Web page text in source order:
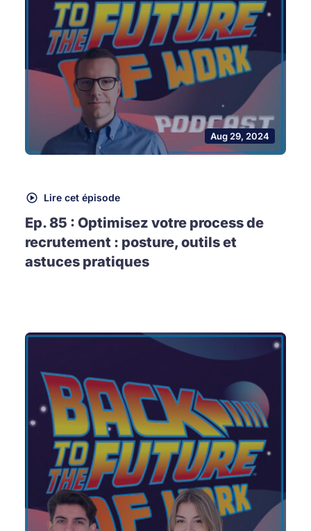
Aug 29, 2024
Lire cet épisode
Ep. 85 : Optimisez votre process de
recrutement : posture, outils et
astuces pratiques